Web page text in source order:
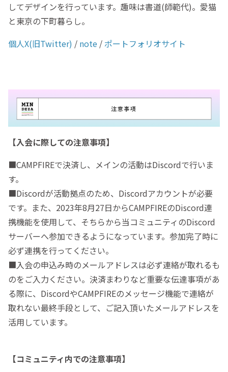
してデザインを行っています。趣味は書道(師範代)。愛猫
と東京の下町暮らし。
個人X(旧Twitter) / note / ポートフォリオサイト
【入会に際しての注意事項】
■CAMPFIREで決済し、メインの活動はDiscordで行いま
す。
■Discordが活動拠点のため、Discordアカウントが必要
です。また、2023年8月27日からCAMPFIREのDiscord連
携機能を使用して、そちらから当コミュニティのDiscord
サーバーへ参加できるようになっています。参加完了時に
必ず連携を行ってください。
■入会の申込み時のメールアドレスは必ず連絡が取れるも
のをご入力ください。決済まわりなど重要な伝達事項があ
る際に、DiscordやCAMPFIREのメッセージ機能で連絡が
取れない最終手段として、ご記入頂いたメールアドレスを
活用しています。
【コミュニティ内での注意事項】